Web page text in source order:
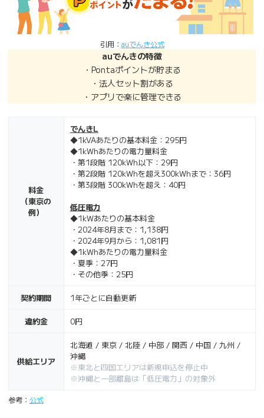
引用： auでんき公式
auでんきの特徴
・Pontaポイントが貯まる
・法人セット割がある
・アプリで楽に管理できる
料金
（東京の
例）
でんきL
◆1kVAあたりの基本料金：295円
◆1kWhあたりの電力量料金
・第1段階 120kWh以下：29円
・第2段階 120kWhを超え300kWhまで：36円
・第3段階 300kWhを超え：40円
低圧電力
◆1kWあたりの基本料金
・2024年8月まで：1,138円
・2024年9月から：1,081円
◆1kWhあたりの電力量料金
・夏季：27円
・その他季：25円
契約期間 1年ごとに自動更新
違約金 0円
供給エリア
北海道 / 東京 / 北陸 / 中部 / 関西 / 中国 / 九州 /
沖縄
※東北と四国エリアは新規申込を停止中
※沖縄と一部離島は「低圧電力」の対象外
参考： 公式